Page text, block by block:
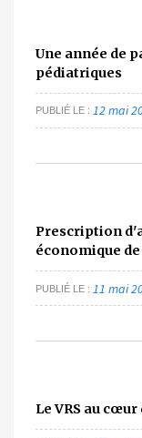
Une année de
pédiatriques
PUBLIÉ LE 12 mai
Prescription
économique
PUBLIÉ LE 11 mai
Le VRS au